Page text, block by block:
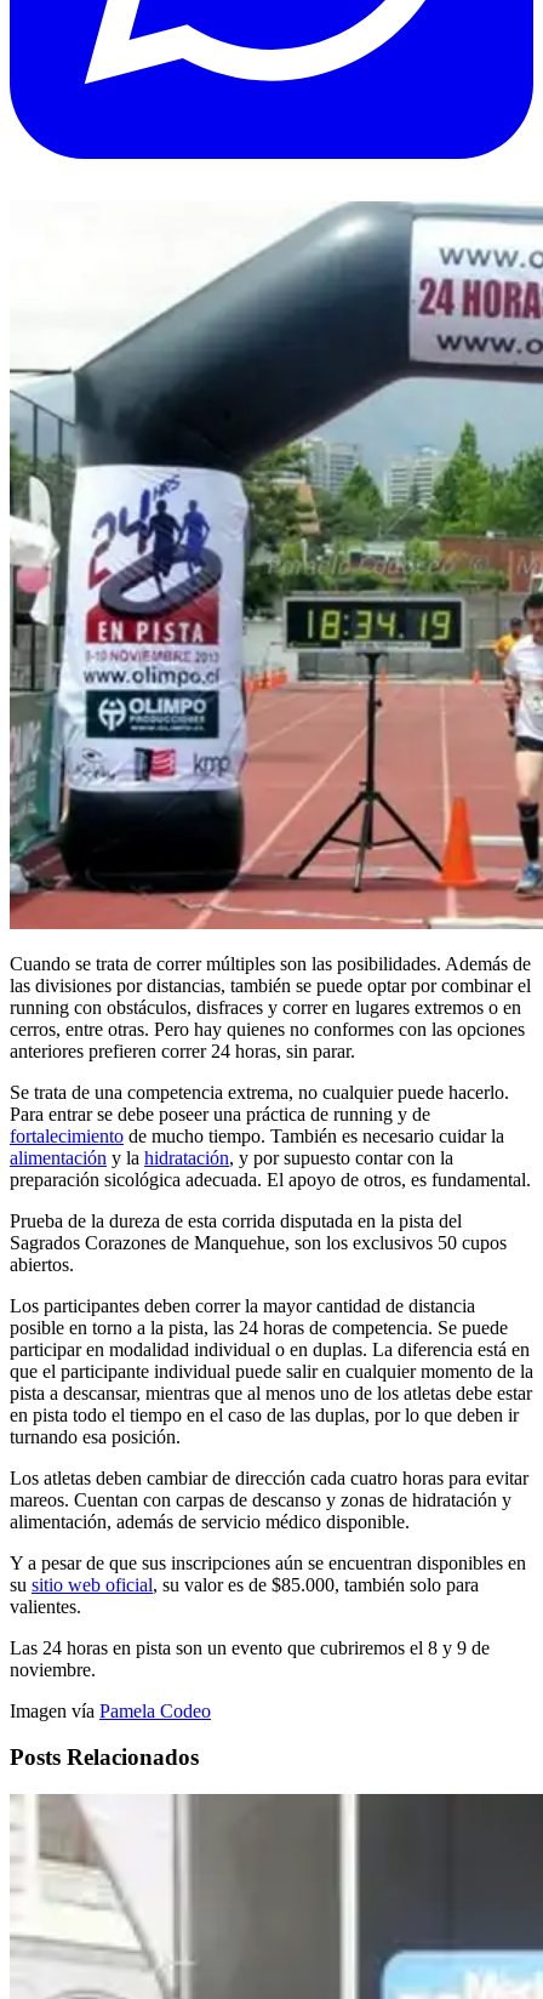
Cuando se trata de correr múltiples son las posibilidades. Además de
las divisiones por distancias, también se puede optar por combinar el
running con obstáculos, disfraces y correr en lugares extremos o en
cerros, entre otras. Pero hay quienes no conformes con las opciones
anteriores prefieren correr 24 horas, sin parar.
Se trata de una competencia extrema, no cualquier puede hacerlo.
Para entrar se debe poseer una práctica de running y de
fortalecimiento de mucho tiempo. También es necesario cuidar la
alimentación y la hidratación, y por supuesto contar con la
preparación sicológica adecuada. El apoyo de otros, es fundamental.
Prueba de la dureza de esta corrida disputada en la pista del
Sagrados Corazones de Manquehue, son los exclusivos 50 cupos
abiertos.
Los participantes deben correr la mayor cantidad de distancia
posible en torno a la pista, las 24 horas de competencia. Se puede
participar en modalidad individual o en duplas. La diferencia está en
que el participante individual puede salir en cualquier momento de la
pista a descansar, mientras que al menos uno de los atletas debe estar
en pista todo el tiempo en el caso de las duplas, por lo que deben ir
turnando esa posición.
Los atletas deben cambiar de dirección cada cuatro horas para evitar
mareos. Cuentan con carpas de descanso y zonas de hidratación y
alimentación, además de servicio médico disponible.
Y a pesar de que sus inscripciones aún se encuentran disponibles en
su sitio web oficial, su valor es de $85.000, también solo para
valientes.
Las 24 horas en pista son un evento que cubriremos el 8 y 9 de
noviembre.
Imagen vía Pamela Codeo
Posts Relacionados